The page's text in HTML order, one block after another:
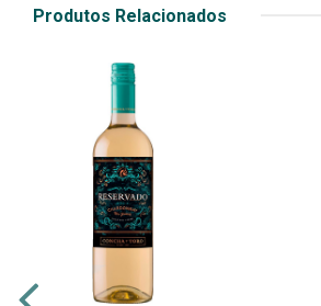
Produtos Relacionados